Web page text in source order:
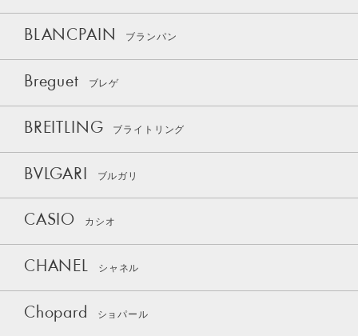
BLANCPAIN ブランパン
Breguet ブレゲ
BREITLING ブライトリング
BVLGARI ブルガリ
CASIO カシオ
CHANEL シャネル
Chopard ショパール